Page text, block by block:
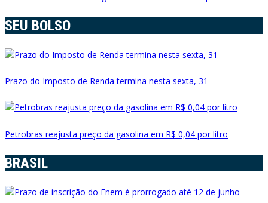
SEU BOLSO
Prazo do Imposto de Renda termina nesta sexta, 31
Petrobras reajusta preço da gasolina em R$ 0,04 por litro
BRASIL